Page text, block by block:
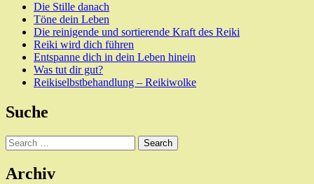
Die Stille danach
Töne dein Leben
Die reinigende und sortierende Kraft des Reiki
Reiki wird dich führen
Entspanne dich in dein Leben hinein
Was tut dir gut?
Reikiselbstbehandlung – Reikiwolke
Suche
Search
Archiv